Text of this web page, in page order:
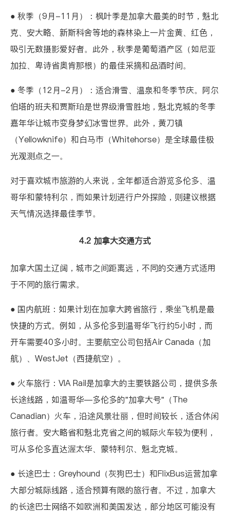
● 秋季（9月-11月）：枫叶季是加拿大最美的时节，魁北
克、安大略、新斯科舍等地的森林染上一片金黄、红色，
吸引无数摄影爱好者。此外，秋季是葡萄酒产区（如尼亚
加拉、卑诗省奥肯那根）的最佳采摘和品酒时间。
● 冬季（12月-2月）：适合滑雪、温泉和冬季节庆。阿尔
伯塔的班夫和贾斯珀是世界级滑雪胜地，魁北克城的冬季
嘉年华让城市变身梦幻冰雪世界。此外，黄刀镇
（Yellowknife）和白马市（Whitehorse）是全球最佳极
光观测点之一。
对于喜欢城市旅游的人来说，全年都适合游览多伦多、温
哥华和蒙特利尔，而如果计划进行户外探险，则建议根据
天气情况选择最佳季节。
4.2 加拿大交通方式
加拿大国土辽阔，城市之间距离远，不同的交通方式适用
于不同的旅行需求。
● 国内航班：如果计划在加拿大跨省旅行，乘坐飞机是最
快捷的方式。例如，从多伦多到温哥华飞行约5小时，而
开车需要40多小时。主要航空公司包括Air Canada （加
航）、 WestJet （西捷航空）。
● 火车旅行： VIA Rail是加拿大的主要铁路公司，提供多条
长途线路，如温哥华—多伦多的"加拿大号"（The
Canadian）火车，沿途风景壮丽，但时间较长，适合休闲
旅行者。安大略省和魁北克省之间的城际火车较为便利，
可从多伦多直达渥太华、蒙特利尔、魁北克城。
● 长途巴士： Greyhound （灰狗巴士）和FlixBus运营加拿
大部分城际线路，适合预算有限的旅行者。不过，加拿大
的长途巴士网络不如欧洲和美国发达，部分地区可能没有